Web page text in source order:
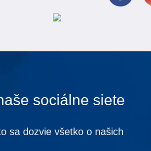
sociálne siete
sa dozvie všetko o našich